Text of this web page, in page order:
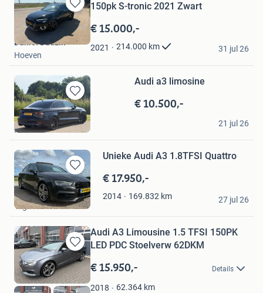
Bewaren
in
Mijn
Favorieten
150pk S-tronic 2021 Zwart
€ 15.000,-
2021 214.000 km
Daniel Dudzik
Hoeven
31 jul 26
Bewaren
in
Mijn
Favorieten
Audi a3 limosine
€ 10.500,-
cor
Hoorn
21 jul 26
Bewaren
in
Mijn
Favorieten
Unieke Audi A3 1.8TFSI Quattro
€ 17.950,-
2014 169.832 km
Jeffrey
Tegelen
27 jul 26
Bewaren
in
Mijn
Favorieten
Audi A3 Limousine 1.5 TFSI 150PK
LED PDC Stoelverw 62DKM
€ 15.950,- Details
2018 62.364 km